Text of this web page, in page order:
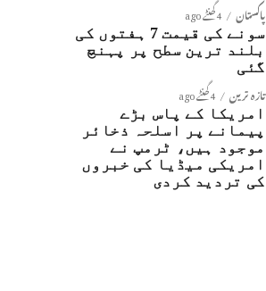
پاکستان 4 گھنٹے ago
سونے کی قیمت 7 ہفتوں کی
بلند ترین سطح پر پہنچ
گئی
تازہ ترین 4 گھنٹے ago
امریکا کے پاس بڑے
پیمانے پر اسلحہ ذخائر
موجود ہیں، ٹرمپ نے
امریکی میڈیا کی خبروں
کی تردید کردی